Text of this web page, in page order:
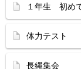
１年生 初め
体力テスト
長縄集会